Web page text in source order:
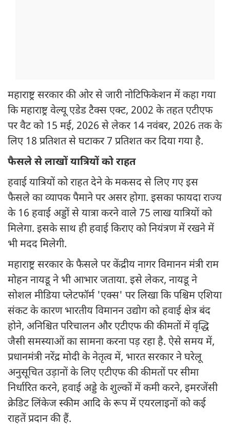
महाराष्ट्र सरकार की ओर से जारी नोटिफिकेशन में कहा गया
कि महाराष्ट्र वेल्यू एडेड टैक्स एक्ट, 2002 के तहत एटीएफ
पर वैट को 15 मई, 2026 से लेकर 14 नवंबर, 2026 तक के
लिए 18 प्रतिशत से घटाकर 7 प्रतिशत कर दिया गया है.
फैसले से लाखों यात्रियों को राहत
हवाई यात्रियों को राहत देने के मकसद से लिए गए इस
फैसले का व्यापक पैमाने पर असर होगा. इसका फायदा राज्य
के 16 हवाई अड्डों से यात्रा करने वाले 75 लाख यात्रियों को
मिलेगा. इसके साथ ही हवाई किराए को नियंत्रण में रखने में
भी मदद मिलेगी.
महाराष्ट्र सरकार के फैसले पर केंद्रीय नागर विमानन मंत्री राम
मोहन नायडू ने भी आभार जताया. इसे लेकर, नायडू ने
सोशल मीडिया प्लेटफॉर्म 'एक्स' पर लिखा कि पश्चिम एशिया
संकट के कारण भारतीय विमानन उद्योग को हवाई क्षेत्र बंद
होने, अनिश्चित परिचालन और एटीएफ की कीमतों में वृद्धि
जैसी समस्याओं का सामना करना पड़ रहा है. ऐसे समय में,
प्रधानमंत्री नरेंद्र मोदी के नेतृत्व में, भारत सरकार ने घरेलू
अनुसूचित उड़ानों के लिए एटीएफ की कीमतों पर सीमा
निर्धारित करने, हवाई अड्डे के शुल्कों में कमी करने, इमरजेंसी
क्रेडिट लिंकेज स्कीम आदि के रूप में एयरलाइनों को कई
राहतें प्रदान की हैं.